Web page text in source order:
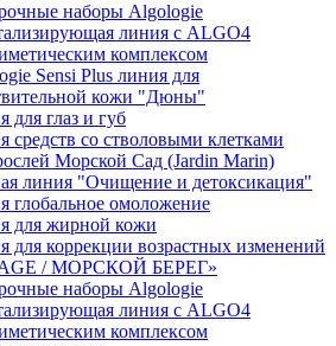
наборы Algologie
линия с ALGO4
комплексом
Sensi Plus линия для
кожи "Дюны"
для глаз и губ
средств со стволовыми клетками
Морской Сад (Jardin Marin)
линия "Очищение и детоксикация"
глобальное омоложение
для жирной кожи
для коррекции возрастных изменений
/ МОРСКОЙ БЕРЕГ»
наборы Algologie
линия с ALGO4
комплексом